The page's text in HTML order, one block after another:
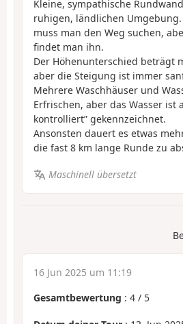
Kleine, sympathische
ruhigen, ländlichen
muss man den Weg suchen,
findet man ihn.
Der Höhenunterschied beträgt
aber die Steigung ist immer
Mehrere Waschhäuser und
Erfrischen, aber das Wasser ist
kontrolliert” gekennzeichnet.
Ansonsten dauert es etwas
die fast 8 km lange Runde zu
Maschinell übersetzt
16 Jun 2025 um 11:19
Gesamtbewertung : 4 / 5